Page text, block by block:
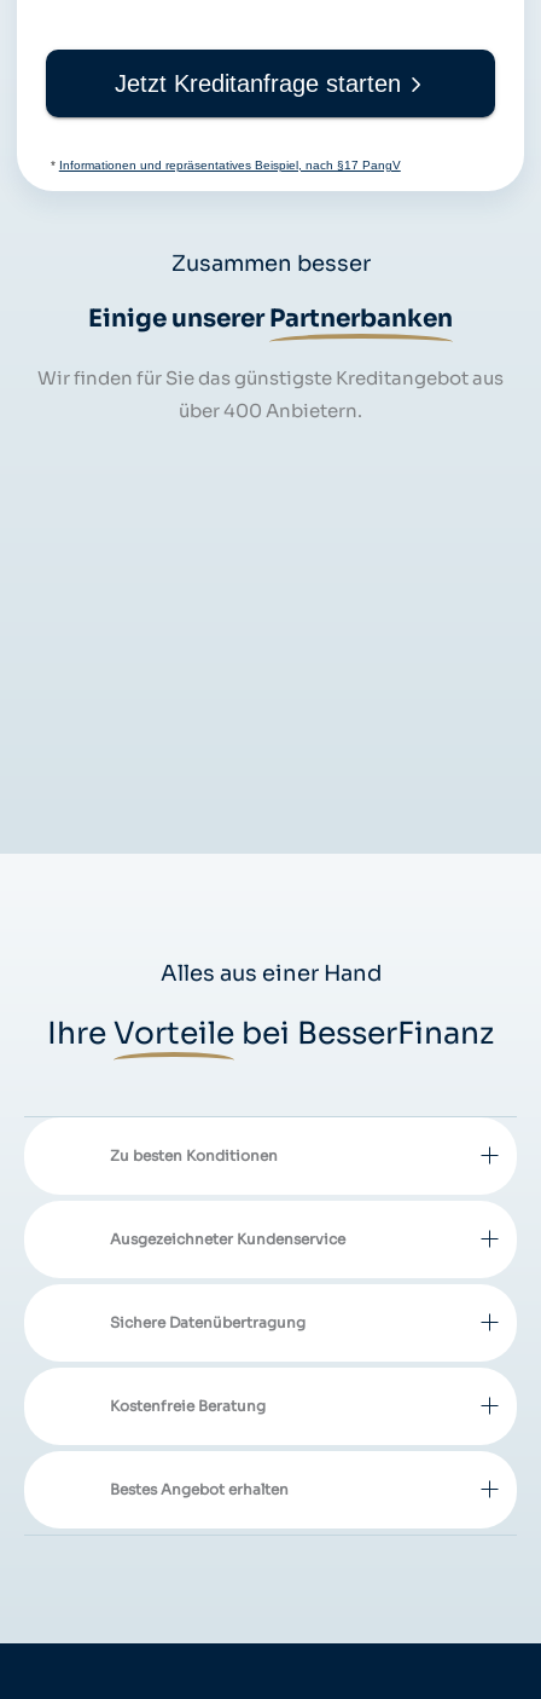
Jetzt Kreditanfrage starten
* Informationen und repräsentatives Beispiel, nach §17 PangV
Zusammen besser
Einige unsererPartnerbanken
Wir finden für Sie das günstigste Kreditangebot aus
über 400 Anbietern.
Alles aus einer Hand
IhreVorteile bei BesserFinanz
Zu besten Konditionen
Ausgezeichneter Kundenservice
Sichere Datenübertragung
Kostenfreie Beratung
Bestes Angebot erhalten